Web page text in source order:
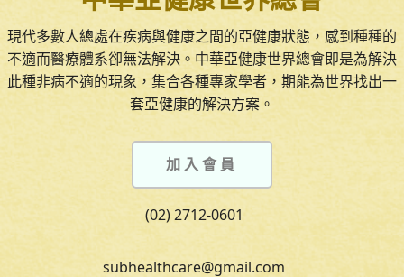
現代多數人總處在疾病與健康之間的亞健康狀態，感到種種的
不適而醫療體系卻無法解決。中華亞健康世界總會即是為解決
此種非病不適的現象，集合各種專家學者，期能為世界找出一
套亞健康的解決方案。
加入會員
(02) 2712-0601
subhealthcare@gmail.com